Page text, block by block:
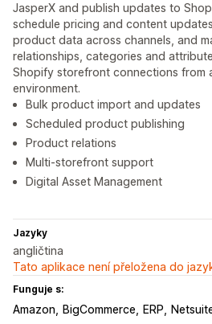
JasperX and publish updates to
schedule pricing and content
product data across channels, and
relationships, categories and
Shopify storefront connections from
environment.
Bulk product import and updates
Scheduled product publishing
Product relations
Multi-storefront support
Digital Asset Management
Jazyky
angličtina
Tato aplikace není přeložena do
Funguje s:
Amazon BigCommerce ERP